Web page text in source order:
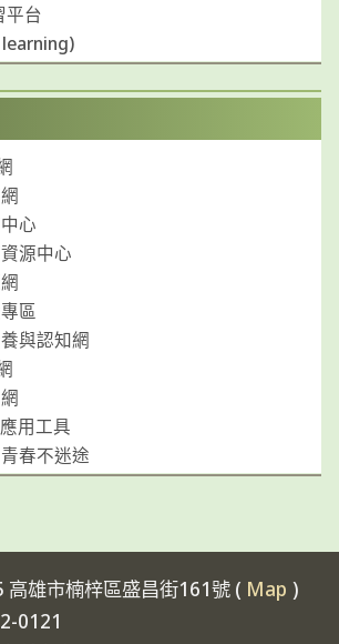
平台
learning)
心
源中心
區
與認知網
用工具
春不迷途
雄市楠梓區盛昌街161號 ( Map )
0121